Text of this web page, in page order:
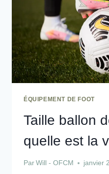
LE
GRIP
PARFAIT
ÉQUIPEMENT DE FOOT
Taille ballon
quelle est la
Par Will - OFCM janvier